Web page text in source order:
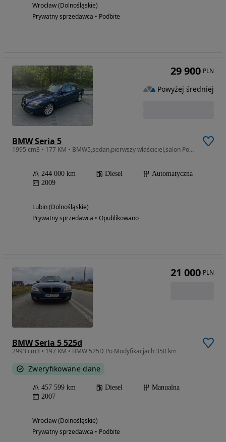
Wrocław (Dolnośląskie)
Prywatny sprzedawca • Podbite
BMW Seria 5
1995 cm3 • 177 KM • BMW5,sedan,pierwszy właściciel,salon Polska,przebieg 244000 km
244 000 km Diesel
Automatyczna
2009
Lubin (Dolnośląskie)
Prywatny sprzedawca • Opublikowano
29 900 PLN
Powyżej średniej
BMW Seria 5 525d
2993 cm3 • 197 KM • BMW 525D Po Modyfikacjach 350 km
Zweryfikowane dane
457 599 km Diesel
Manualna
2007
Wrocław (Dolnośląskie)
Prywatny sprzedawca • Podbite
21 000 PLN